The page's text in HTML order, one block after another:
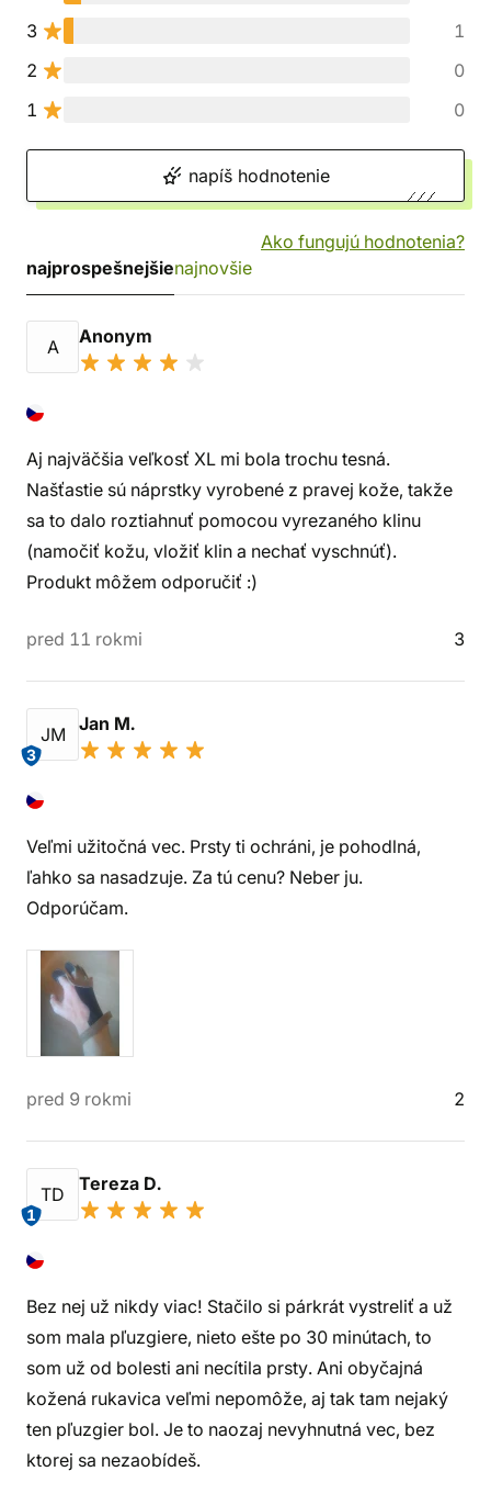
3
1
2
0
1
0
napíš hodnotenie
Ako fungujú hodnotenia?
najprospešnejšienajnovšie
A Anonym
Aj najväčšia veľkosť XL mi bola trochu tesná.
Našťastie sú náprstky vyrobené z pravej kože, takže
sa to dalo roztiahnuť pomocou vyrezaného klinu
(namočiť kožu, vložiť klin a nechať vyschnúť).
Produkt môžem odporučiť :)
pred 11 rokmi 3
JM
3
Jan M.
Veľmi užitočná vec. Prsty ti ochráni, je pohodlná,
ľahko sa nasadzuje. Za tú cenu? Neber ju.
Odporúčam.
pred 9 rokmi 2
TD
1
Tereza D.
Bez nej už nikdy viac! Stačilo si párkrát vystreliť a už
som mala pľuzgiere, nieto ešte po 30 minútach, to
som už od bolesti ani necítila prsty. Ani obyčajná
kožená rukavica veľmi nepomôže, aj tak tam nejaký
ten pľuzgier bol. Je to naozaj nevyhnutná vec, bez
ktorej sa nezaobídeš.